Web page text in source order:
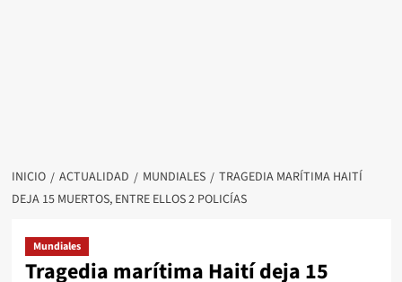
INICIO ACTUALIDAD MUNDIALES
TRAGEDIA MARÍTIMA HAITÍ
DEJA 15 MUERTOS, ENTRE ELLOS 2 POLICÍAS
Mundiales
Tragedia marítima Haití deja 15